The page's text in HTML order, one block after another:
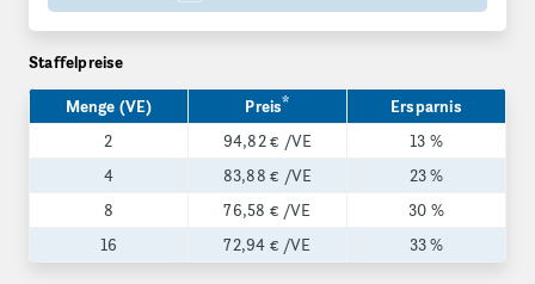
Staffelpreise
Menge (VE) Preis*
Ersparnis
2
94,82 € /VE
13 %
4
83,88 € /VE
23 %
8
76,58 € /VE
30 %
16
72,94 € /VE 33 %